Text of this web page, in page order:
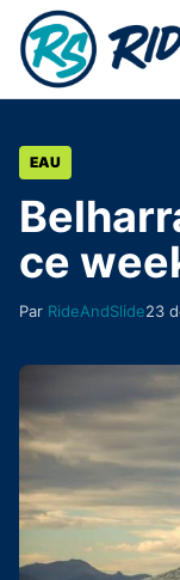
Aller au contenu
EAU
ce
Par RideAndSlide23